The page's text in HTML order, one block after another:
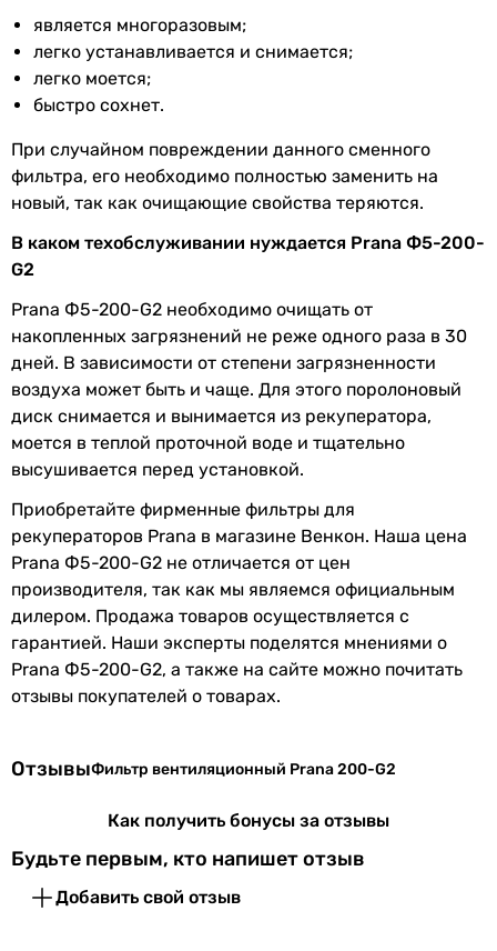
является многоразовым;
легко устанавливается и снимается;
легко моется;
быстро сохнет.
При случайном повреждении данного сменного
фильтра, его необходимо полностью заменить на
новый, так как очищающие свойства теряются.
В каком техобслуживании нуждается Prana Ф5-200-
G2
Prana Ф5-200-G2 необходимо очищать от
накопленных загрязнений не реже одного раза в 30
дней. В зависимости от степени загрязненности
воздуха может быть и чаще. Для этого поролоновый
диск снимается и вынимается из рекуператора,
моется в теплой проточной воде и тщательно
высушивается перед установкой.
Приобретайте фирменные фильтры для
рекуператоров Prana в магазине Венкон. Наша цена
Prana Ф5-200-G2 не отличается от цен
производителя, так как мы являемся официальным
дилером. Продажа товаров осуществляется с
гарантией. Наши эксперты поделятся мнениями о
Prana Ф5-200-G2, а также на сайте можно почитать
отзывы покупателей о товарах.
ОтзывыФильтр вентиляционный Prana 200-G2
Как получить бонусы за отзывы
Будьте первым, кто напишет отзыв
Добавить свой отзыв